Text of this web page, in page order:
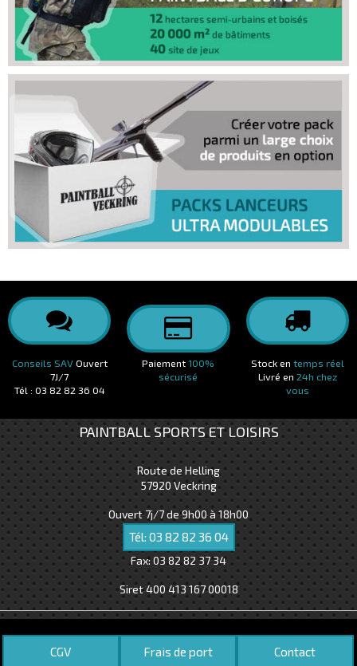
Conseils SAVOuvert
7J/7
Tél : 03 82 82 36 04
Paiement100%
sécurisé
Stock en temps réel
Livré en 24h chez
vous
PAINTBALL SPORTS ET LOISIRS
Route de Helling
57920 Veckring
Ouvert 7j/7 de 9h00 à 18h00
Tél: 03 82 82 36 04
Fax: 03 82 82 37 34
Siret 400 413 167 00018
CGV Frais de port Contact